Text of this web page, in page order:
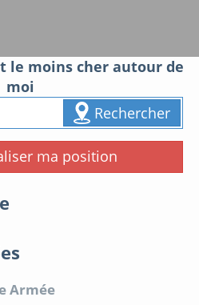
le moins cher autour de
moi
Rechercher
ma position
Armée